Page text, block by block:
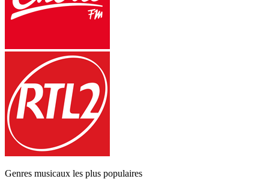
Genres musicaux les plus populaires